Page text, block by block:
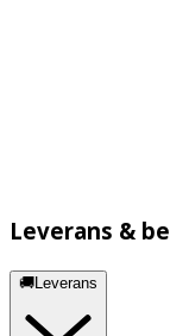
Leverans &
🚚Leverans